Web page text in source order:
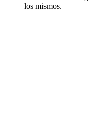
los mismos​.